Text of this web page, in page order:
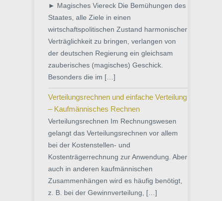
► Magisches Viereck Die Bemühungen des
Staates, alle Ziele in einen
wirtschaftspolitischen Zustand harmonischer
Verträglichkeit zu bringen, verlangen von
der deutschen Regierung ein gleichsam
zauberisches (magisches) Geschick.
Besonders die im […]
Verteilungsrechnen und einfache Verteilung
– Kaufmännisches Rechnen
Verteilungsrechnen Im Rechnungswesen
gelangt das Verteilungsrechnen vor allem
bei der Kostenstellen- und
Kostenträgerrechnung zur Anwendung. Aber
auch in anderen kaufmännischen
Zusammenhängen wird es häufig benötigt,
z. B. bei der Gewinnverteilung, […]